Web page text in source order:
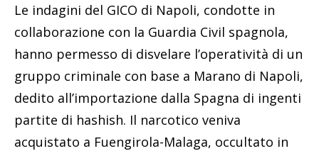
Le indagini del GICO di Napoli, condotte in
collaborazione con la Guardia Civil spagnola,
hanno permesso di disvelare l’operatività di un
gruppo criminale con base a Marano di Napoli,
dedito all’importazione dalla Spagna di ingenti
partite di hashish. Il narcotico veniva
acquistato a Fuengirola-Malaga, occultato in